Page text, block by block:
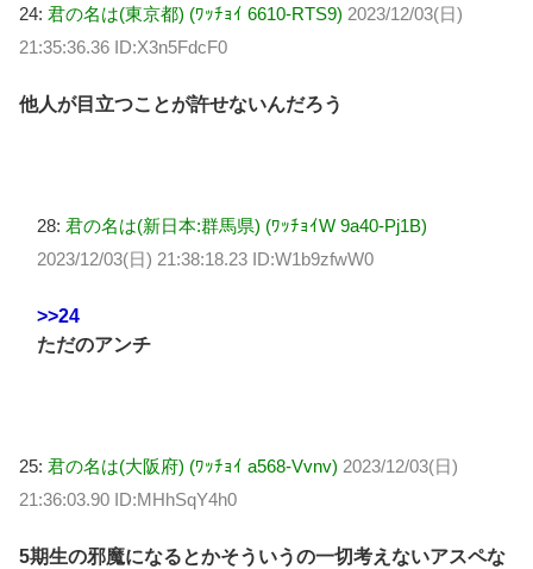
24: 君の名は(東京都) (ﾜｯﾁｮｲ 6610-RTS9) 2023/12/03(日)
21:35:36.36 ID:X3n5FdcF0
他人が目立つことが許せないんだろう
28: 君の名は(新日本:群馬県) (ﾜｯﾁｮｲW 9a40-Pj1B)
2023/12/03(日) 21:38:18.23 ID:W1b9zfwW0
>>24
ただのアンチ
25: 君の名は(大阪府) (ﾜｯﾁｮｲ a568-Vvnv) 2023/12/03(日)
21:36:03.90 ID:MHhSqY4h0
5期生の邪魔になるとかそういうの一切考えないアスペな